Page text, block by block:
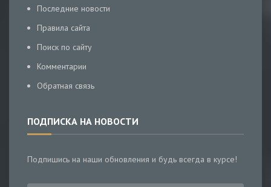
Последние новости
Правила сайта
Поиск по сайту
Комментарии
Обратная связь
ПОДПИСКА НА НОВОСТИ
Подпишись на наши обновления и будь всегда в курсе!